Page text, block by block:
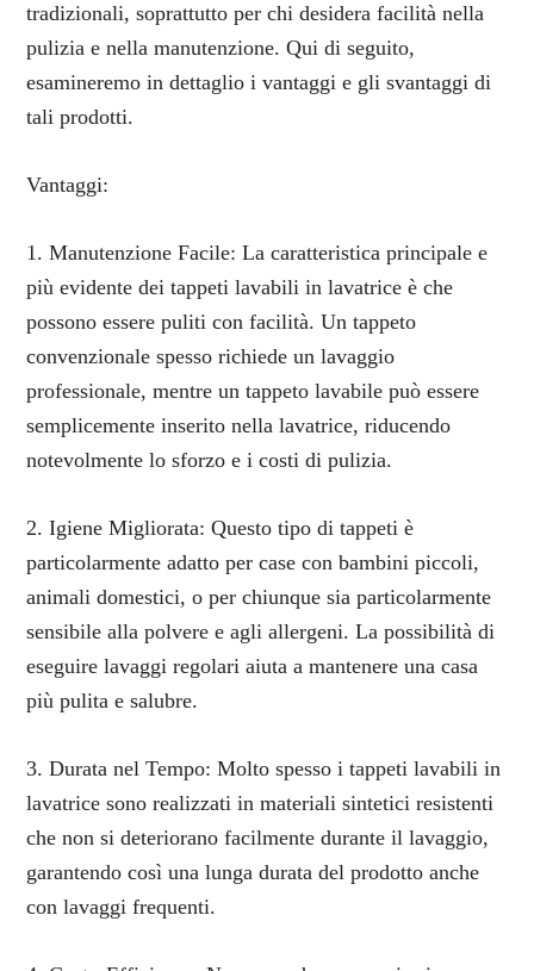
tradizionali, soprattutto per chi desidera facilità nella
pulizia e nella manutenzione. Qui di seguito,
esamineremo in dettaglio i vantaggi e gli svantaggi di
tali prodotti.
Vantaggi:
1. Manutenzione Facile: La caratteristica principale e
più evidente dei tappeti lavabili in lavatrice è che
possono essere puliti con facilità. Un tappeto
convenzionale spesso richiede un lavaggio
professionale, mentre un tappeto lavabile può essere
semplicemente inserito nella lavatrice, riducendo
notevolmente lo sforzo e i costi di pulizia.
2. Igiene Migliorata: Questo tipo di tappeti è
particolarmente adatto per case con bambini piccoli,
animali domestici, o per chiunque sia particolarmente
sensibile alla polvere e agli allergeni. La possibilità di
eseguire lavaggi regolari aiuta a mantenere una casa
più pulita e salubre.
3. Durata nel Tempo: Molto spesso i tappeti lavabili in
lavatrice sono realizzati in materiali sintetici resistenti
che non si deteriorano facilmente durante il lavaggio,
garantendo così una lunga durata del prodotto anche
con lavaggi frequenti.